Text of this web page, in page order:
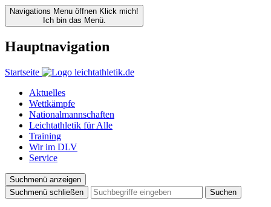
Navigations Menu öffnen Klick mich!
Ich bin das Menü.
Hauptnavigation
Startseite
Aktuelles
Wettkämpfe
Nationalmannschaften
Leichtathletik für Alle
Training
Wir im DLV
Service
Suchmenü anzeigen
Suchmenü schließen
Suchen